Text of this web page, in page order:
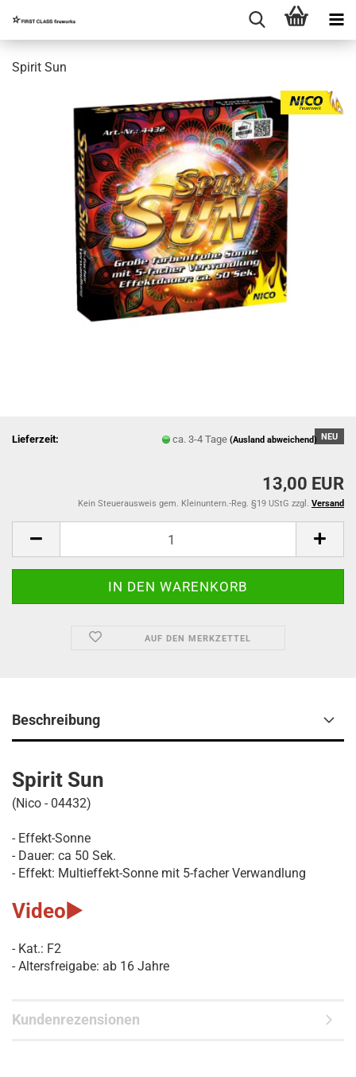
Spirit Sun
NEU
Lieferzeit: ca. 3-4 Tage(Ausland abweichend)
13,00 EUR
Kein Steuerausweis gem. Kleinuntern.-Reg. §19 UStG zzgl. Versand
AUF DEN MERKZETTEL
Beschreibung
Spirit Sun
(Nico - 04432)
- Effekt-Sonne
- Dauer: ca 50 Sek.
- Effekt: Multieffekt-Sonne mit 5-facher Verwandlung
Video▶️
- Kat.: F2
- Altersfreigabe: ab 16 Jahre
Kundenrezensionen